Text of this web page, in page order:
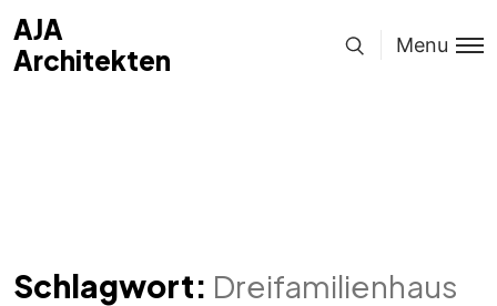
AJA
Architekten
Menu
Schlagwort: Dreifamilienhaus